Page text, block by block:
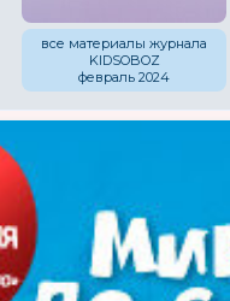
все материалы журнала
KIDSOBOZ
февраль 2024